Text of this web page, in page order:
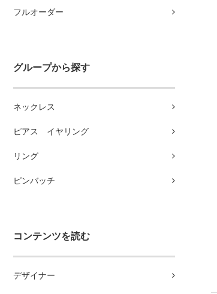
フルオーダー
グループから探す
ネックレス
ピアス イヤリング
リング
ピンバッチ
コンテンツを読む
デザイナー